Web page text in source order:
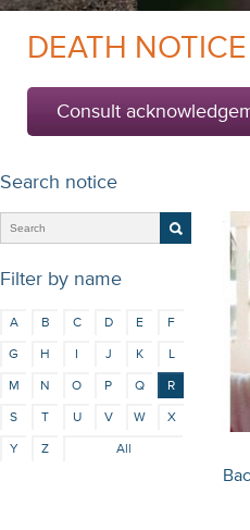
DEATH NOTICE
Consult
Search notice
Filter by name
A B C D E
F
G
H I J K
L
M
N O P Q
R
S
T U V W
X
Y
Z All